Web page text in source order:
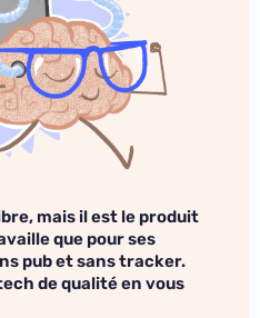
mais il est le produit
que pour ses
pub et sans tracker.
de qualité en vous